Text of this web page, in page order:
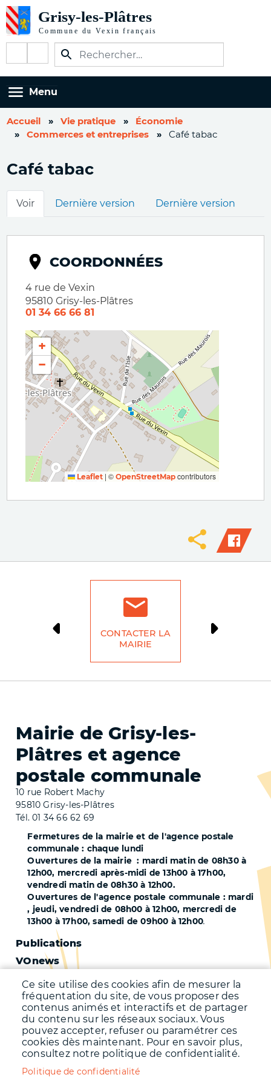
au
contenu
principal
sociaux
Menu
Accueil Vie pratique
Économie
Commerces et entreprises
Café tabac
Café tabac
Onglets
Voir Dernière version Dernière version
COORDONNÉES
4 rue de Vexin
95810 Grisy-les-Plâtres
01 34 66 66 81
+
−
Leaflet | ©OpenStreetMap contributors
CONTACTER LA
MAIRIE
Mairie de Grisy-les-
Plâtres et agence
postale communale
10 rue Robert Machy
95810 Grisy-les-Plâtres
Tél. 01 34 66 62 69
Fermetures de la mairie et de l'agence postale
communale : chaque lundi
Ouvertures de la mairie : mardi matin de 08h30 à
12h00, mercredi après-midi de 13h00 à 17h00,
vendredi matin de 08h30 à 12h00.
Ouvertures de l'agence postale communale : mardi
, jeudi, vendredi de 08h00 à 12h00, mercredi de
13h00 à 17h00, samedi de 09h00 à 12h00.
Pied
de
page
-
Second
Publications
VOnews
Trafic
Qualité de l'air
Qualité de l'eau
Météo
Menu
Accueil
Mentions légales
Ce site utilise des cookies afin de mesurer la
fréquentation du site, de vous proposer des
contenus animés et interactifs et de partager
du contenu sur les réseaux sociaux. Vous
pouvez accepter, refuser ou paramétrer ces
cookies dès maintenant. Pour en savoir plus,
consultez notre politique de confidentialité.
Politique de confidentialité